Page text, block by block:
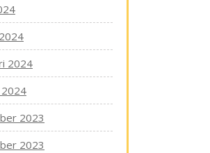
2024
2024
2023
2023